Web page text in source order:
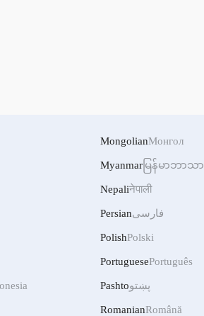
MongolianМонгол
Myanmar မြန်မာဘာသာ
Nepaliनेपाली
Persianفارسی
PolishPolski
PortuguesePortuguês
Pashtoپښتو
RomanianRomână